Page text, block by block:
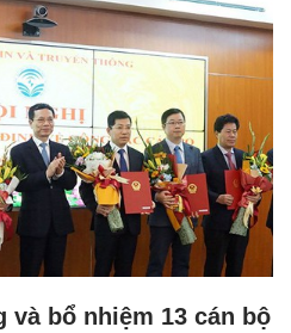
và bổ nhiệm 13 cán bộ